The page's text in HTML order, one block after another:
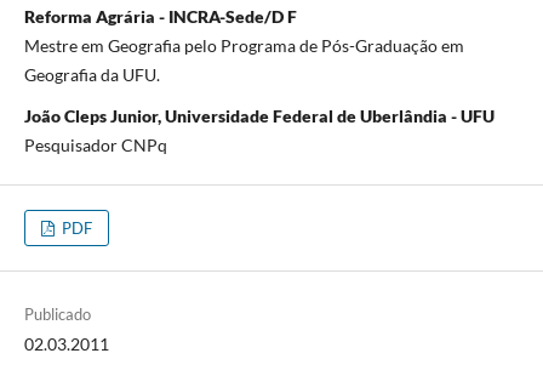
Reforma Agrária - INCRA-Sede/D F
Mestre em Geografia pelo Programa de Pós-Graduação em
Geografia da UFU.
João Cleps Junior, Universidade Federal de Uberlândia - UFU
Pesquisador CNPq
PDF
Publicado
02.03.2011